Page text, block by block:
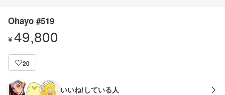
Ohayo #519
¥49,800
20
いいね!している人